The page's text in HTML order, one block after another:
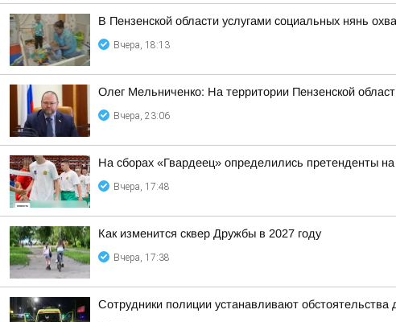
В Пензенской области услугами социальных нянь
Вчера, 18:13
Олег Мельниченко: На территории Пензенской
Вчера, 23:06
На сборах «Гвардеец» определились претенденты
Вчера, 17:48
Как изменится сквер Дружбы в 2027 году
Вчера, 17:38
Сотрудники полиции устанавливают